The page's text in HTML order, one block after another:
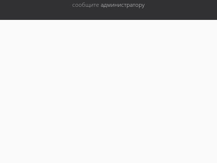
сообщите администратору